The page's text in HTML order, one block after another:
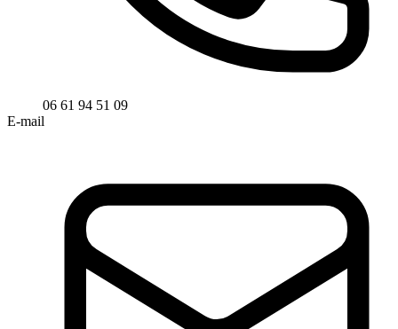
06 61 94 51 09
E-mail